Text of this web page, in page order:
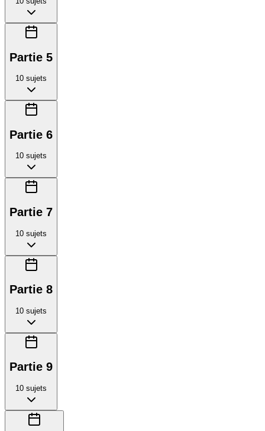
Partie 5
10 sujets
Partie 6
10 sujets
Partie 7
10 sujets
Partie 8
10 sujets
Partie 9
10 sujets